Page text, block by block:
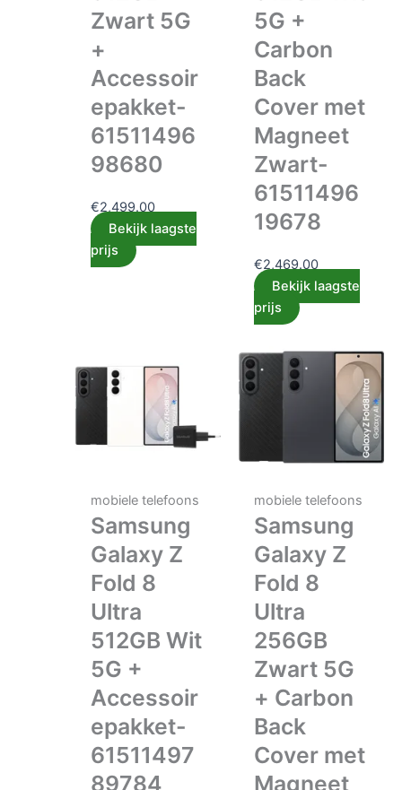
Zwart 5G
+
Accessoir
epakket-
61511496
98680
€2,499.00
Bekijk laagste
prijs
5G +
Carbon
Back
Cover met
Magneet
Zwart-
61511496
19678
€2,469.00
Bekijk laagste
prijs
mobiele telefoons
Samsung
Galaxy Z
Fold 8
Ultra
512GB Wit
5G +
Accessoir
epakket-
61511497
89784
mobiele telefoons
Samsung
Galaxy Z
Fold 8
Ultra
256GB
Zwart 5G
+ Carbon
Back
Cover met
Magneet